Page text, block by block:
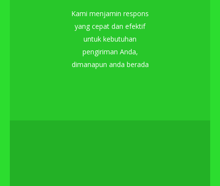
Kami menjamin respons
yang cepat dan efektif
untuk kebutuhan
pengiriman Anda,
dimanapun anda berada